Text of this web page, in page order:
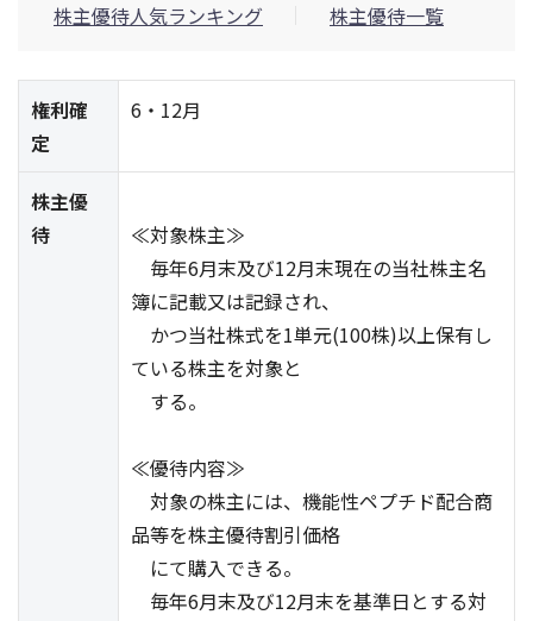
株主優待人気ランキング
株主優待一覧
権利確
定
6・12月
株主優
待
≪対象株主≫
毎年6月末及び12月末現在の当社株主名
簿に記載又は記録され、
かつ当社株式を1単元(100株)以上保有し
ている株主を対象と
する。
≪優待内容≫
対象の株主には、機能性ペプチド配合商
品等を株主優待割引価格
にて購入できる。
毎年6月末及び12月末を基準日とする対